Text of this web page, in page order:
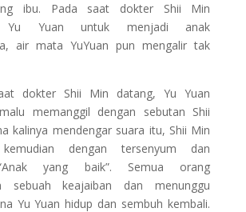
ibu. Pada saat dokter Shii Min
Yu Yuan untuk menjadi anak
air mata YuYuan pun mengalir tak
dokter Shii Min datang, Yu Yuan
memanggil dengan sebutan Shii
kalinya mendengar suara itu, Shii Min
dengan tersenyum dan
yang baik”. Semua orang
sebuah keajaiban dan menunggu
Yu Yuan hidup dan sembuh kembali.